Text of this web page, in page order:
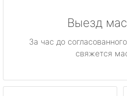
Выезд
За час до
свяжется